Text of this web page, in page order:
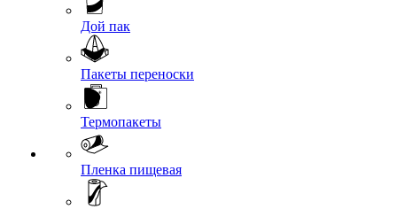
Дой пак
Пакеты переноски
Термопакеты
Пленка пищевая